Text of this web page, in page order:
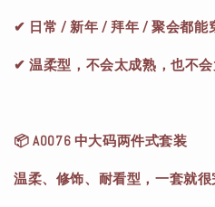
✔ 日常 / 新年 / 拜年 / 聚会都能
✔ 温柔型，不会太成熟，也不会
📦 A0076 中大码两件式套装
温柔、修饰、耐看型，一套就很